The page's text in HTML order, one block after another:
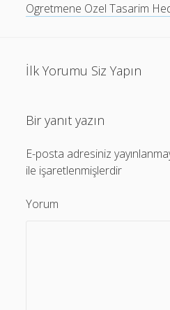
Ogretmene Ozel Tasarim
İlk Yorumu Siz Yapın
Bir yanıt yazın
E-posta adresiniz
ile işaretlenmişlerdir
Yorum